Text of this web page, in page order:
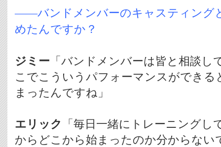
――バンドメンバーのキャスティング
めたんですか？
ジミー 「バンドメンバーは皆と相談
こでこういうパフォーマンスができる
まったんですね」
エリック
「毎日一緒にトレーニング
からどこから始まったのか分からない